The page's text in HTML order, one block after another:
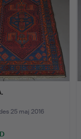
25 maj 2016